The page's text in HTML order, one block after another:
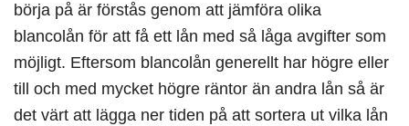
börja på är förstås genom att jämföra olika
blancolån för att få ett lån med så låga avgifter som
möjligt. Eftersom blancolån generellt har högre eller
till och med mycket högre räntor än andra lån så är
det värt att lägga ner tiden på att sortera ut vilka lån